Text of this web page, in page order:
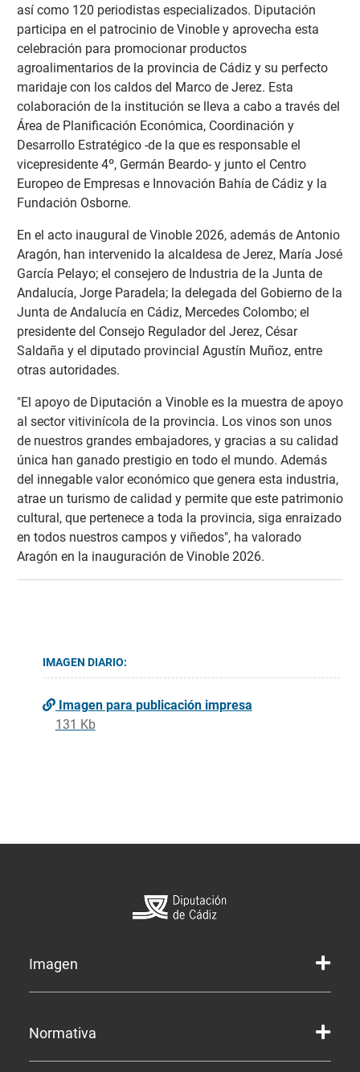
así como 120 periodistas especializados. Diputación
participa en el patrocinio de Vinoble y aprovecha esta
celebración para promocionar productos
agroalimentarios de la provincia de Cádiz y su perfecto
maridaje con los caldos del Marco de Jerez. Esta
colaboración de la institución se lleva a cabo a través del
Área de Planificación Económica, Coordinación y
Desarrollo Estratégico -de la que es responsable el
vicepresidente 4º, Germán Beardo- y junto el Centro
Europeo de Empresas e Innovación Bahía de Cádiz y la
Fundación Osborne.
En el acto inaugural de Vinoble 2026, además de Antonio
Aragón, han intervenido la alcaldesa de Jerez, María José
García Pelayo; el consejero de Industria de la Junta de
Andalucía, Jorge Paradela; la delegada del Gobierno de la
Junta de Andalucía en Cádiz, Mercedes Colombo; el
presidente del Consejo Regulador del Jerez, César
Saldaña y el diputado provincial Agustín Muñoz, entre
otras autoridades.
"El apoyo de Diputación a Vinoble es la muestra de apoyo
al sector vitivinícola de la provincia. Los vinos son unos
de nuestros grandes embajadores, y gracias a su calidad
única han ganado prestigio en todo el mundo. Además
del innegable valor económico que genera esta industria,
atrae un turismo de calidad y permite que este patrimonio
cultural, que pertenece a toda la provincia, siga enraizado
en todos nuestros campos y viñedos", ha valorado
Aragón en la inauguración de Vinoble 2026.
IMAGEN DIARIO:
Imagen para publicación impresa
131 Kb
Imagen
Normativa